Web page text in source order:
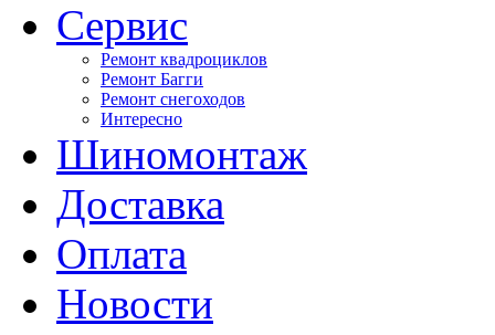
Сервис
Ремонт квадроциклов
Ремонт Багги
Ремонт снегоходов
Интересно
Шиномонтаж
Доставка
Оплата
Новости